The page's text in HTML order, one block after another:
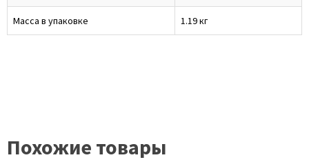
Масса в упаковке 1.19 кг
Похожие товары